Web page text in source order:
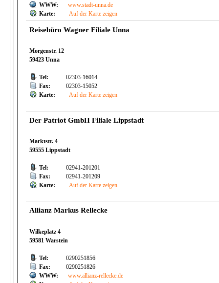
WWW:
www.stadt-unna.de
Karte:
Auf der Karte zeigen
Reisebüro Wagner Filiale Unna
Morgenstr. 12
59423 Unna
Tel:
02303-16014
Fax:
02303-15052
Karte:
Auf der Karte zeigen
Der Patriot GmbH Filiale Lippstadt
Marktstr. 4
59555 Lippstadt
Tel:
02941-201201
Fax:
02941-201209
Karte:
Auf der Karte zeigen
Allianz Markus Rellecke
Wilkeplatz 4
59581 Warstein
Tel:
0290251856
Fax:
0290251826
WWW:
www.allianz-rellecke.de